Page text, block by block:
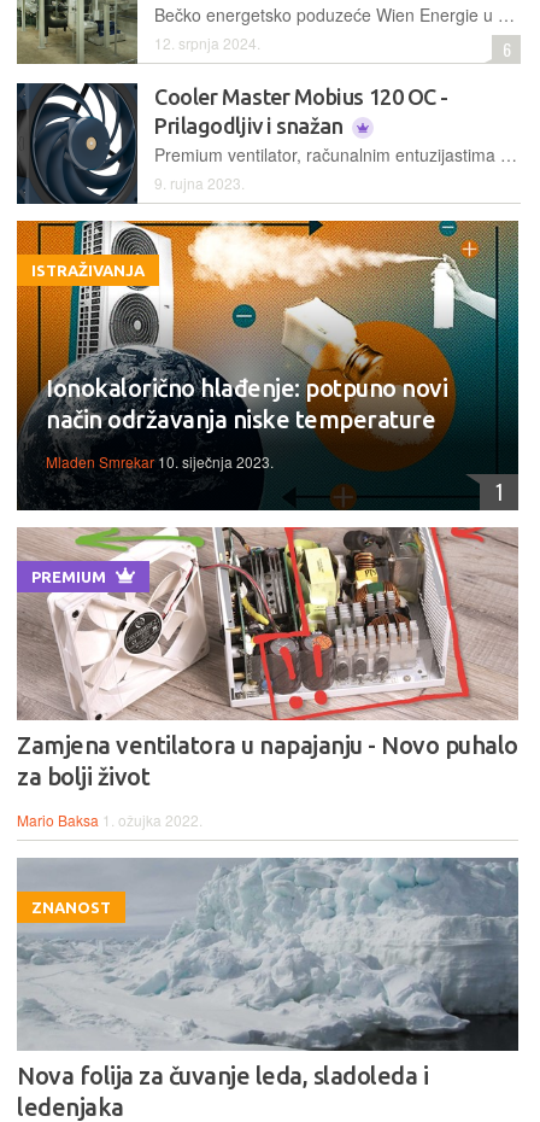
Bečko energetsko poduzeće Wien Energie u puni je pogon stavilo svoju najveću centralu za daljinsko hlađenje koja se nalazi na bečkom Glavnom kolodvoru. Centrala snage hlađenja od 26 megavati racionalna je alternativa velikom broju konvencionalnih klima-uređajima
12. srpnja 2024. 6
Cooler Master Mobius 120 OC -
Prilagodljiv i snažan
Premium ventilator, računalnim entuzijastima dobro poznatog, Cooler Mastera, donosi dva zanimljiva rješenja
9. rujna 2023.
ISTRAŽIVANJA
Ionokalorično hlađenje: potpuno novi
način održavanja niske temperature
Mladen Smrekar10. siječnja 2023.
1
PREMIUM
Zamjena ventilatora u napajanju - Novo puhalo
za bolji život
Mario Baksa 1. ožujka 2022.
ZNANOST
Nova folija za čuvanje leda, sladoleda i
ledenjaka